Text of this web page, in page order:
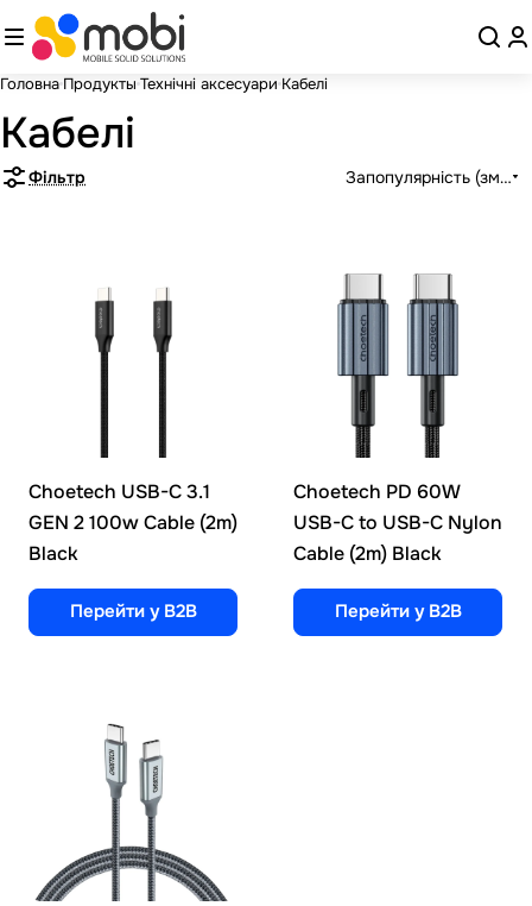
Головна Продукты Технічні аксесуари Кабелі
Кабелі
Фільтр Запопулярність
Choetech USB-C 3.1
GEN 2 100w Cable (2m)
Black
Перейти у B2B
Choetech PD 60W
USB-C to USB-C Nylon
Cable (2m) Black
Перейти у B2B